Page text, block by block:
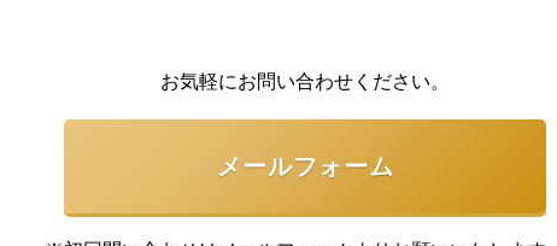
お気軽にお問い合わせください。
メールフォーム